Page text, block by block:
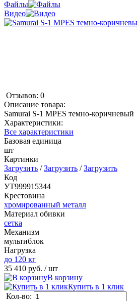
Файлы
Видео
Отзывов: 0
Описание товара:
Samurai S-1 MPES темно-коричневый
Характеристики:
Все характеристики
Базовая единица
шт
Картинки
Загрузить /Загрузить /Загрузить
Код
УТ999915344
Крестовина
хромированный металл
Материал обивки
сетка
Механизм
мультиблок
Нагрузка
до 120 кг
35 410 руб. / шт
В корзину
Купить в 1 клик
Кол-во: